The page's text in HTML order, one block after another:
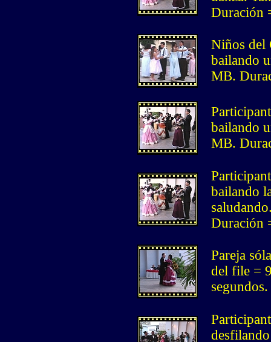
Duración
Niños del
bailando
MB.
bailando
MB.
bailando
Duración
Pareja
del file =
segundos.